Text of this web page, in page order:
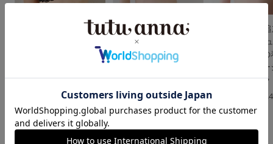
ンナ史上一番盛れる シ
￥2,530 (税込)
[育乳ブラ]谷間を作っ
てしっかり盛れる ネオ
アドアステラブラ
￥3,278 (税込)
【WEB限定色
[脇肉0ブラ]チ
ンナ史上最強
を叶える レー
ントレッドブラ
4.4
（214件）